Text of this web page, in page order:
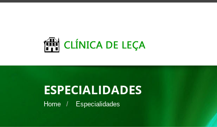
ESPECIALIDADES
Home Especialidades